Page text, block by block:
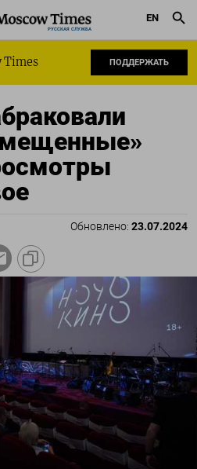
РУССКАЯ СЛУЖБА
EN
Times ПОДДЕРЖАТЬ
Обновлено: 23.07.2024